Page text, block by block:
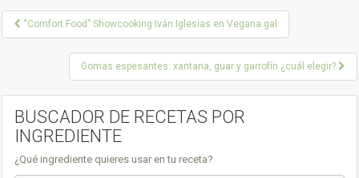
P
t
“Comfort Food” Showcooking Iván Iglesias en Vegana.gal
Gomas espesantes: xantana, guar y garrofín ¿cuál elegir?
BUSCADOR DE RECETAS POR
INGREDIENTE
¿Qué ingrediente quieres usar en tu receta?